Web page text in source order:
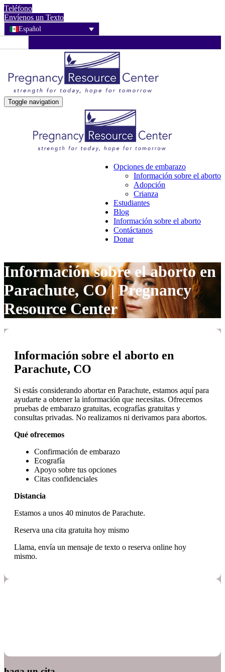
Teléfono
Envíenos un Texto
Español
Toggle navigation
Opciones de embarazo
Información sobre el aborto
Adopción
Crianza
Estudiantes
Blog
Información sobre el aborto
Contáctanos
Donar
Información sobre el aborto en
Parachute, CO | Pregnancy
Resource Center
Información sobre el aborto en
Parachute, CO
Si estás considerando abortar en Parachute, estamos aquí para
ayudarte a obtener la información que necesitas. Ofrecemos
pruebas de embarazo gratuitas, ecografías gratuitas y
consultas privadas. No realizamos ni derivamos para abortos.
Qué ofrecemos
Confirmación de embarazo
Ecografía
Apoyo sobre tus opciones
Citas confidenciales
Distancia
Estamos a unos 40 minutos de Parachute.
Reserva una cita gratuita hoy mismo
Llama, envía un mensaje de texto o reserva online hoy
mismo.